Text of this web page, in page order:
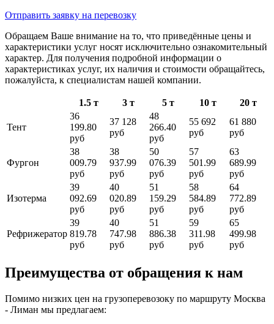
Отправить заявку на перевозку
Обращаем Ваше внимание на то, что приведённые цены и
характеристики услуг носят исключительно ознакомительный
характер. Для получения подробной информации о
характеристиках услуг, их наличия и стоимости обращайтесь,
пожалуйста, к специалистам нашей компании.
1.5 т 3 т 5 т 10 т 20 т
Тент
36
199.80
руб
37 128
руб
48
266.40
руб
55 692
руб
61 880
руб
Фургон
38
009.79
руб
38
937.99
руб
50
076.39
руб
57
501.99
руб
63
689.99
руб
Изотерма
39
092.69
руб
40
020.89
руб
51
159.29
руб
58
584.89
руб
64
772.89
руб
Рефрижератор
39
819.78
руб
40
747.98
руб
51
886.38
руб
59
311.98
руб
65
499.98
руб
Преимущества от обращения к нам
Помимо низких цен на грузоперевозоку по маршруту Москва
- Лиман мы предлагаем: